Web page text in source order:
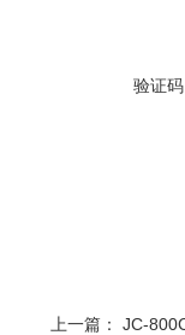
验证
上一篇： JC-